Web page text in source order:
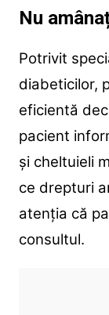
Nu
Potrivit
diabeticilor,
eficientă
pacient
și cheltuieli
ce drepturi
atenția că
consultul.